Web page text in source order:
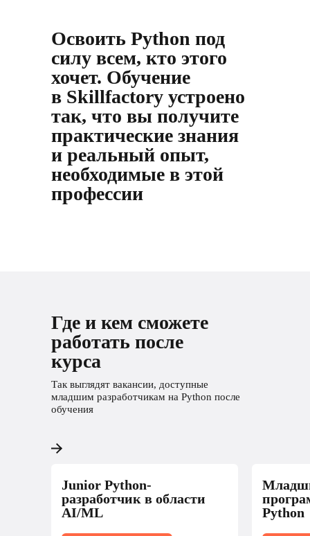
Освоить Python под
силу всем, кто этого
хочет. Обучение
в Skillfactory устроено
так, что вы получите
практические знания
и реальный опыт,
необходимые в этой
профессии
Где и кем сможете
работать после
курса
Так выглядят вакансии, доступные
младшим разработчикам на Python после
обучения
Junior Python-
разработчик в области
AI/ML
Python